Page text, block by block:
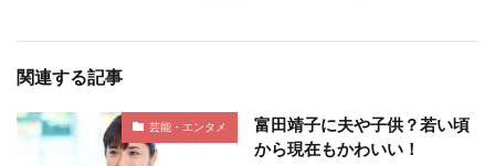
関連する記事
芸能・エンタメ
富田靖子に夫や子供？若い頃
から現在もかわいい！